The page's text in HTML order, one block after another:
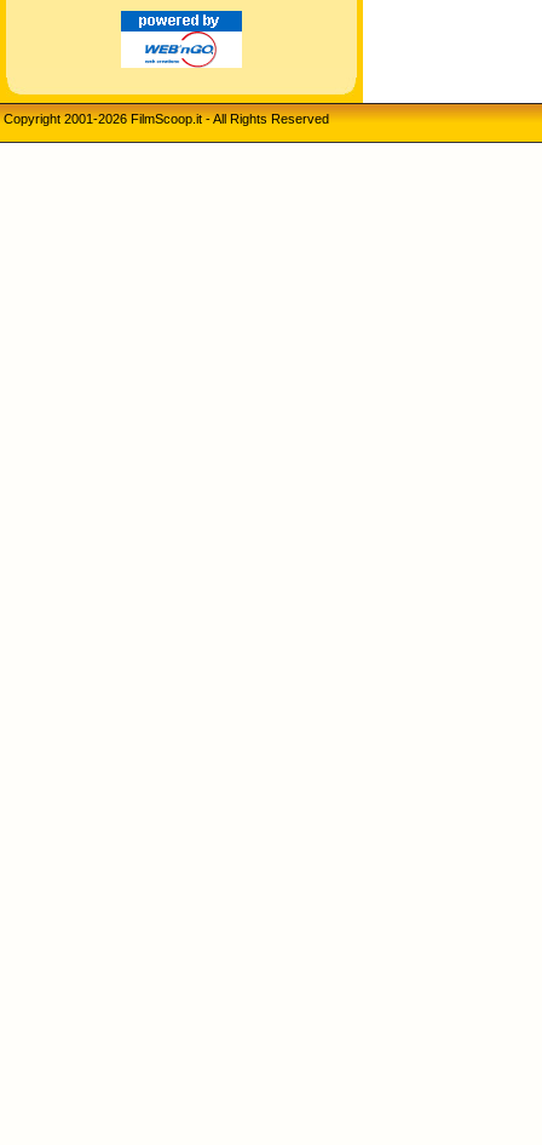
Copyright 2001-2026 FilmScoop.it - All Rights Reserved